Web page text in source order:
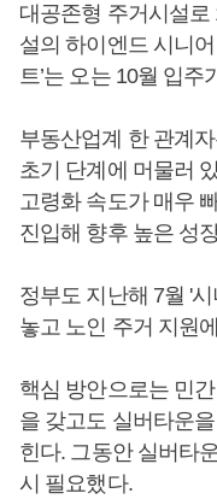
대공존형 주거시설로
설의 하이엔드 시니
트’는 오는 10월 입주
부동산업계 한 관계
초기 단계에 머물러
고령화 속도가 매우
진입해 향후 높은 성
정부도 지난해 7월 '
놓고 노인 주거 지원
핵심 방안으로는 민
을 갖고도 실버타운
힌다. 그동안 실버타
시 필요했다.